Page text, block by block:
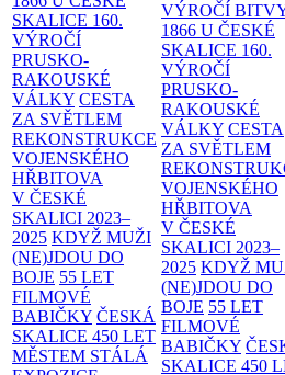
SKALICE 160.
VÝROČÍ
PRUSKO-
RAKOUSKÉ
VÁLKY CESTA
ZA SVĚTLEM
REKONSTRUKCE
VOJENSKÉHO
HŘBITOVA
V ČESKÉ
SKALICI 2023–
2025 KDYŽ MUŽI
(NE)JDOU DO
BOJE 55 LET
FILMOVÉ
BABIČKY ČESKÁ
SKALICE 450 LET
MĚSTEM STÁLÁ
VÝROČÍ
1866 U ČESKÉ
SKALICE 160.
VÝROČÍ
PRUSKO-
RAKOUSKÉ
VÁLKY CESTA
ZA SVĚTLEM
VOJENSKÉHO
HŘBITOVA
V ČESKÉ
SKALICI 2023–
2025 KDYŽ
(NE)JDOU DO
BOJE 55 LET
FILMOVÉ
BABIČKY
SKALICE 450